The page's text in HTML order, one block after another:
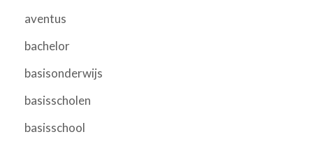
aventus
bachelor
basisonderwijs
basisscholen
basisschool